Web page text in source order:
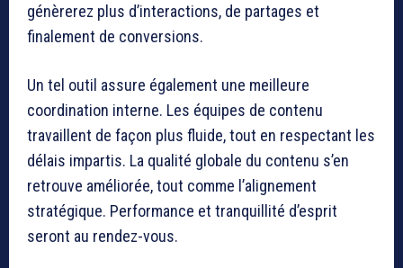
génèrerez plus d’interactions, de partages et
finalement de conversions.
Un tel outil assure également une meilleure
coordination interne. Les équipes de contenu
travaillent de façon plus fluide, tout en respectant les
délais impartis. La qualité globale du contenu s’en
retrouve améliorée, tout comme l’alignement
stratégique. Performance et tranquillité d’esprit
seront au rendez-vous.